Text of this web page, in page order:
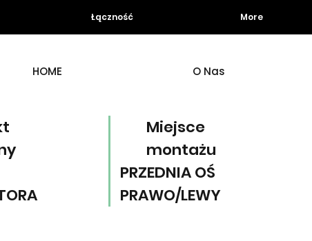
HOME O Nas
Łączność More
Miejsce
montażu
PRZEDNIA OŚ
PRAWO/LEWY